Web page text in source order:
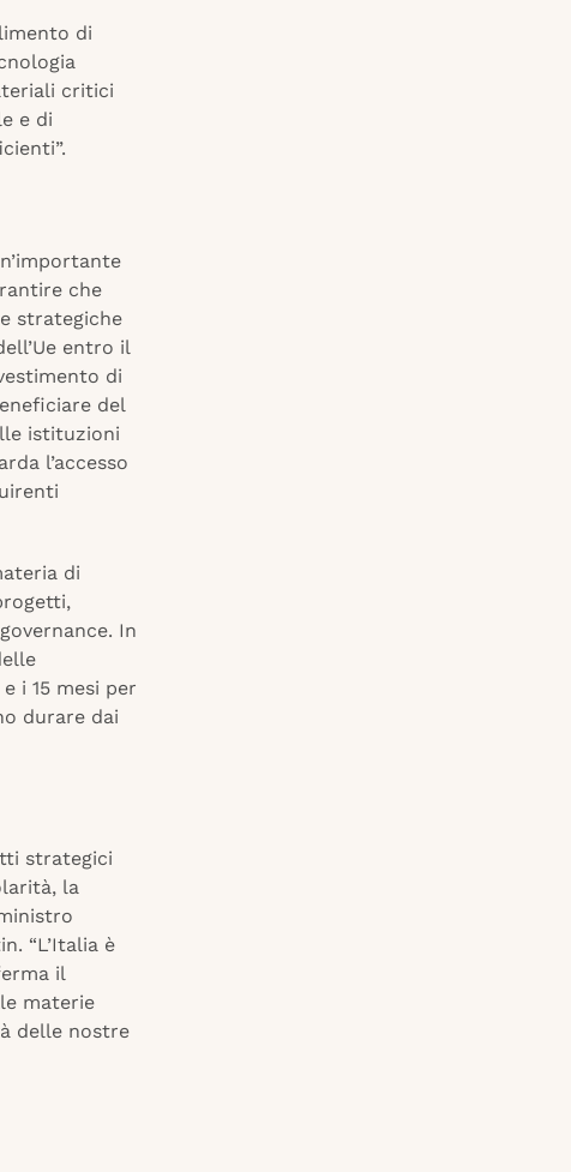
di
critici
e di
che
strategiche
entro il
di
del
istituzioni
l’accesso
di
In
i 15 mesi per
durare dai
strategici
la
“L’Italia è
il
materie
delle nostre